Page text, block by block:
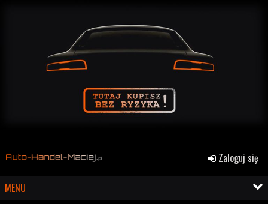
Zaloguj się
MENU